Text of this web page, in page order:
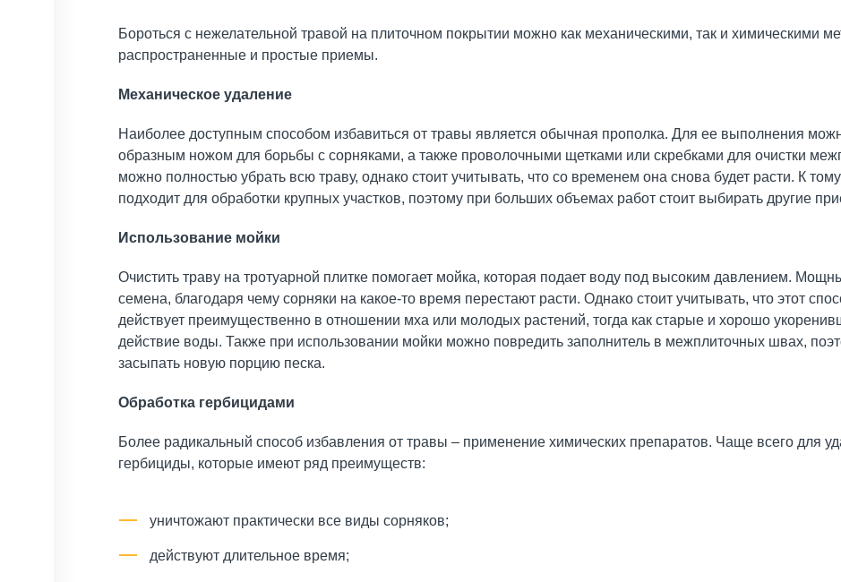
Бороться с нежелательной травой на плиточном покрытии можно как механическими, так и химическими
распространенные и простые приемы.
Механическое удаление
Наиболее доступным способом избавиться от травы является обычная прополка. Для ее выполнения
образным ножом для борьбы с сорняками, а также проволочными щетками или скребками для очистки
можно полностью убрать всю траву, однако стоит учитывать, что со временем она снова будет расти. К
подходит для обработки крупных участков, поэтому при больших объемах работ стоит выбирать другие
Использование мойки
Очистить траву на тротуарной плитке помогает мойка, которая подает воду под высоким давлением.
семена, благодаря чему сорняки на какое-то время перестают расти. Однако стоит учитывать, что этот
действует преимущественно в отношении мха или молодых растений, тогда как старые и хорошо
действие воды. Также при использовании мойки можно повредить заполнитель в межплиточных швах,
засыпать новую порцию песка.
Обработка гербицидами
Более радикальный способ избавления от травы – применение химических препаратов. Чаще всего для
гербициды, которые имеют ряд преимуществ:
уничтожают практически все виды сорняков;
действуют длительное время;